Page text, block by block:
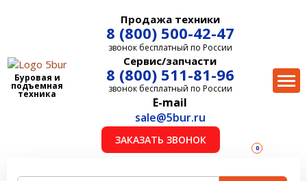
Буровая и
подъемная
техника
Продажа техники
8 (800) 500-42-47
звонок бесплатный по России
Сервис/запчасти
8 (800) 511-81-96
звонок бесплатный по России
E-mail
sale@5bur.ru
ЗАКАЗАТЬ ЗВОНОК
0